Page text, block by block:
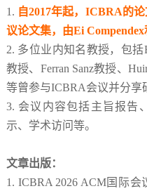
1. 自2017年起，ICBRA的
议论文集，由Ei Compendex
2. 多位业内知名教授，包括
教授、Ferran Sanz教授、
等曾参与ICBRA会议并分享
3. 会议内容包括主旨报告
示、学术访问等。
文章出版：
1. ICBRA 2026 ACM国际